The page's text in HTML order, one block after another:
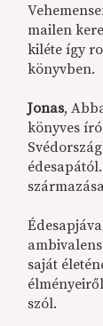
mailen
kiléte így
könyvben.
Jonas,
könyves
saját
szól.